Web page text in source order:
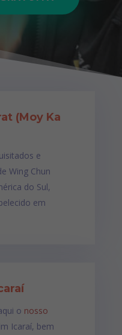
(Moy Ka
e
Wing Chun
do Sul,
em
o nosso
Icaraí, bem